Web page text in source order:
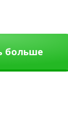
больше